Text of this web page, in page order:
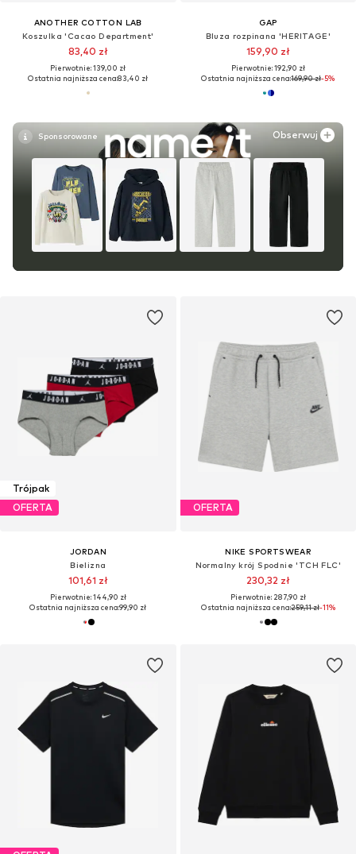
ANOTHER COTTON LAB
Koszulka 'Cacao Department'
83,40 zł
Pierwotnie: 139,00 zł
Ostatnia najniższa cena:83,40 zł
Obserwuj
GAP
Bluza rozpinana 'HERITAGE'
159,90 zł
Pierwotnie: 192,90 zł
Ostatnia najniższa cena:169,90 zł-5%
Trójpak
OFERTA
JORDAN
Bielizna
101,61 zł
Pierwotnie: 144,90 zł
Ostatnia najniższa cena:99,90 zł
OFERTA
NIKE SPORTSWEAR
Normalny krój Spodnie 'TCH FLC'
230,32 zł
Pierwotnie: 287,90 zł
Ostatnia najniższa cena:259,11 zł-11%